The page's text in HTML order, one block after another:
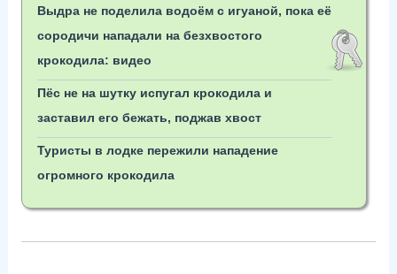
Выдра не поделила водоём с игуаной, пока её
сородичи нападали на безхвостого
крокодила: видео
Пёс не на шутку испугал крокодила и
заставил его бежать, поджав хвост
Туристы в лодке пережили нападение
огромного крокодила